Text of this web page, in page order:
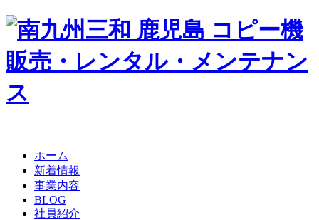
ホーム
新着情報
事業内容
BLOG
社員紹介